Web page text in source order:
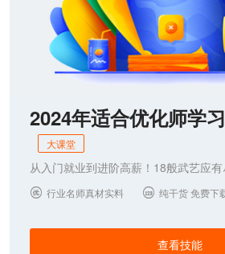
2024年适合优化师学
大课堂
从入门就业到进阶高薪！18般武艺应有
 行业名师真材实料  纯干货 免费下
查看技能